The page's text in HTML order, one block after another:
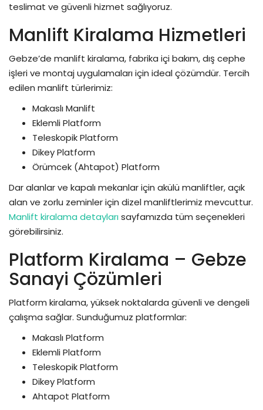
teslimat ve güvenli hizmet sağlıyoruz.
Manlift Kiralama Hizmetleri
Gebze’de manlift kiralama, fabrika içi bakım, dış cephe
işleri ve montaj uygulamaları için ideal çözümdür. Tercih
edilen manlift türlerimiz:
Makaslı Manlift
Eklemli Platform
Teleskopik Platform
Dikey Platform
Örümcek (Ahtapot) Platform
Dar alanlar ve kapalı mekanlar için akülü manliftler, açık
alan ve zorlu zeminler için dizel manliftlerimiz mevcuttur.
Manlift kiralama detaylarısayfamızda tüm seçenekleri
görebilirsiniz.
Platform Kiralama – Gebze
Sanayi Çözümleri
Platform kiralama, yüksek noktalarda güvenli ve dengeli
çalışma sağlar. Sunduğumuz platformlar:
Makaslı Platform
Eklemli Platform
Teleskopik Platform
Dikey Platform
Ahtapot Platform